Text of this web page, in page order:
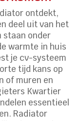
ontdekt,
deel uit van het
staan onder
warmte in huis
je cv-systeem
tijd kans op
of muren en
Kwartier
essentieel
Radiator